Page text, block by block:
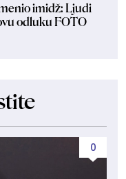
imidž: Ljudi
odluku FOTO
0